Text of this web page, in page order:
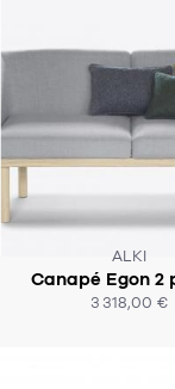
ALKI
Canapé Egon 2
3 318,00 €
SOUS 6 - 8
ACHAT